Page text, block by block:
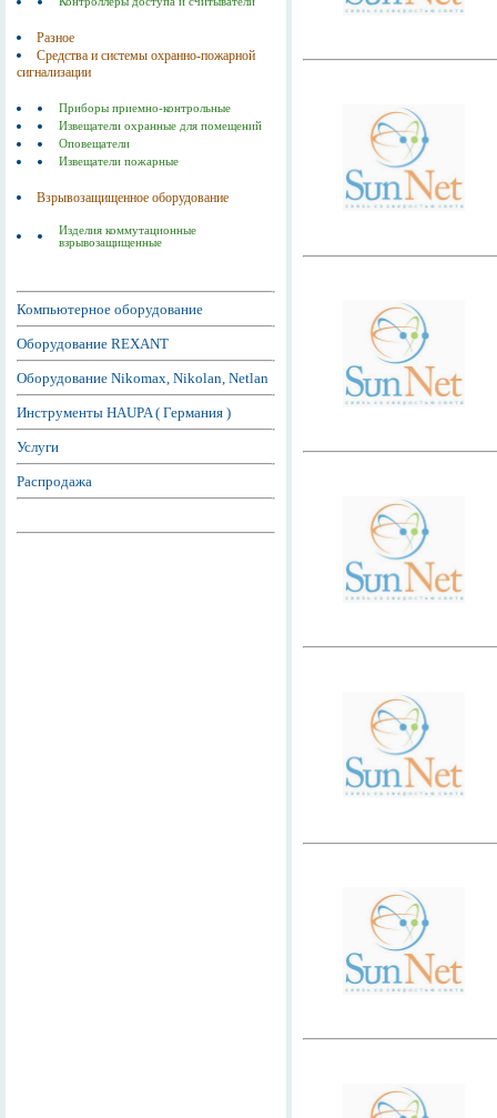
Разное
Средства и системы охранно-пожарной
сигнализации
Приборы приемно-контрольные
Извещатели охранные для помещений
Оповещатели
Извещатели пожарные
Взрывозащищенное оборудование
Изделия коммутационные
взрывозащищенные
Компьютерное оборудование
Оборудование REXANT
Оборудование Nikomax, Nikolan, Netlan
Инструменты HAUPA ( Германия )
Услуги
Распродажа